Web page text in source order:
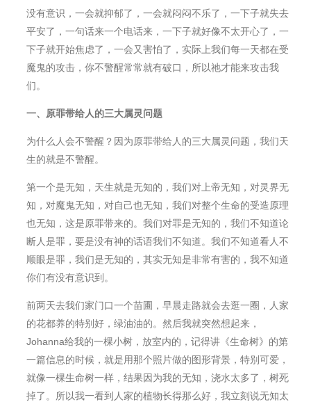
没有意识，一会就抑郁了，一会就闷闷不乐了，一下子就失去
平安了，一句话来一个电话来，一下子就好像不太开心了，一
下子就开始焦虑了，一会又害怕了，实际上我们每一天都在受
魔⻤的攻击，你不警醒常常就有破口，所以祂才能来攻击我
们。
一、原罪带给人的三大属灵问题
为什么人会不警醒？因为原罪带给人的三大属灵问题，我们天
生的就是不警醒。
第一个是无知，天生就是无知的，我们对上帝无知，对灵界无
知，对魔⻤无知，对自己也无知，我们对整个生命的受造原理
也无知，这是原罪带来的。我们对罪是无知的，我们不知道论
断人是罪，要是没有神的话语我们不知道。我们不知道看人不
顺眼是罪，我们是无知的，其实无知是非常有害的，我不知道
你们有没有意识到。
前两天去我们家⻔口一个苗圃，早晨走路就会去逛一圈，人家
的花都养的特别好，绿油油的。然后我就突然想起来，
Johanna给我的一棵小树，放室内的，记得讲《生命树》的第
一篇信息的时候，就是用那个照片做的图形背景，特别可爱，
就像一棵生命树一样，结果因为我的无知，浇水太多了，树死
掉了。所以我一看到人家的植物⻓得那么好，我立刻说无知太